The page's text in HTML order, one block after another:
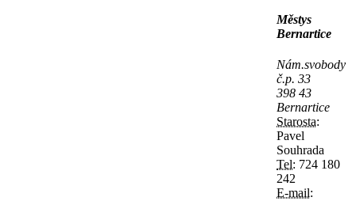
Městys
Bernartice
Nám.svobody
č.p. 33
398 43
Bernartice
Starosta:
Pavel
Souhrada
Tel: 724 180
242
E-mail: